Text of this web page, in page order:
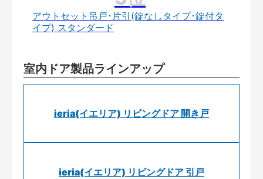
アウトセット吊戸･片引(錠なしタイプ･錠付タ
イプ) スタンダード
室内ドア製品ラインアップ
ieria(イエリア) リビングドア 開き戸
ieria(イエリア) リビングドア 引戸